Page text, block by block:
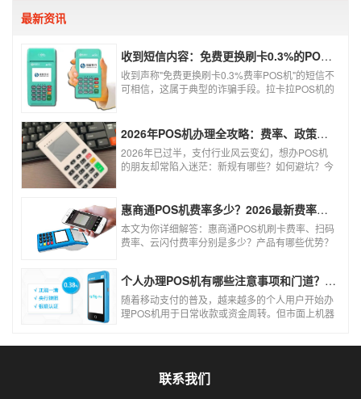
最新资讯
收到短信内容：免费更换刷卡0.3%的POS机，可以相信吗？
收到声称"免费更换刷卡0.3%费率POS机"的短信不
可相信，这属于典型的诈骗手段。拉卡拉POS机的
风险。以下结合权威信息分析原因及应对建议：2026年POS机办理全攻略：费率、政策、避坑一篇讲清
2026年已过半，支付行业风云变幻，想办POS机
的朋友却常陷入迷茫：新规有哪些？如何避坑？今
使用！
惠商通POS机费率多少？2026最新费率标准及办理全攻略
本文为你详细解答：惠商通POS机刷卡费率、扫码
费率、云闪付费率分别是多少？产品有哪些优势？
个人办理POS机有哪些注意事项和门道？（2026最新避坑指南）
随着移动支付的普及，越来越多的个人用户开始办
理POS机用于日常收款或资金周转。但市面上机器
联系我们